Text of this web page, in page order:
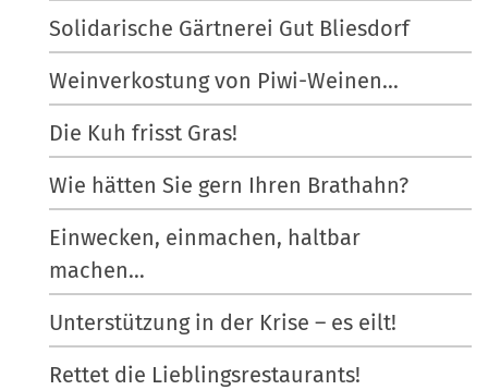
Solidarische Gärtnerei Gut Bliesdorf
Weinverkostung von Piwi-Weinen...
Die Kuh frisst Gras!
Wie hätten Sie gern Ihren Brathahn?
Einwecken, einmachen, haltbar
machen…
Unterstützung in der Krise – es eilt!
Rettet die Lieblingsrestaurants!